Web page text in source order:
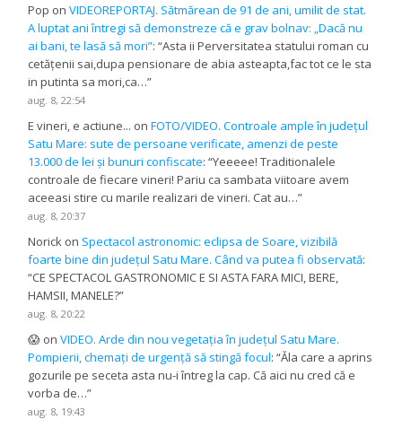
Pop onVIDEOREPORTAJ. Sătmărean de 91 de ani, umilit de stat.
A luptat ani întregi să demonstreze că e grav bolnav: „Dacă nu
ai bani, te lasă să mori”: “Asta ii Perversitatea statului roman cu
cetățenii sai,dupa pensionare de abia asteapta,fac tot ce le sta
in putinta sa mori,ca…”
aug. 8, 22:54
E vineri, e actiune... onFOTO/VIDEO. Controale ample în județul
Satu Mare: sute de persoane verificate, amenzi de peste
13.000 de lei și bunuri confiscate: “Yeeeee! Traditionalele
controale de fiecare vineri! Pariu ca sambata viitoare avem
aceeasi stire cu marile realizari de vineri. Cat au…”
aug. 8, 20:37
Norick on Spectacol astronomic: eclipsa de Soare, vizibilă
foarte bine din județul Satu Mare. Când va putea fi observată:
“CE SPECTACOL GASTRONOMIC E SI ASTA FARA MICI, BERE,
HAMSII, MANELE?”
aug. 8, 20:22
😱 onVIDEO. Arde din nou vegetația în județul Satu Mare.
Pompierii, chemați de urgență să stingă focul: “Ăla care a aprins
gozurile pe seceta asta nu-i întreg la cap. Că aici nu cred că e
vorba de…”
aug. 8, 19:43